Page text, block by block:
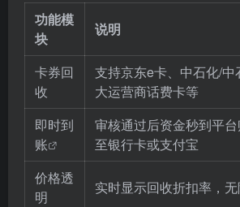
功能模
块
说明
卡券回
收
支持京东e卡、中石化/中
大运营商话费卡等
即时到
账
审核通过后资金秒到平
至银行卡或支付宝
价格透
明
实时显示回收折扣率，